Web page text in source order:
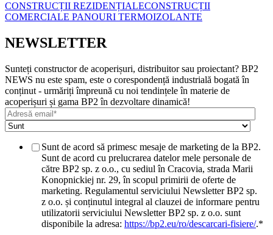
CONSTRUCȚII REZIDENȚIALECONSTRUCȚII
COMERCIALE PANOURI TERMOIZOLANTE
NEWSLETTER
Sunteți constructor de acoperișuri, distribuitor sau proiectant? BP2
NEWS nu este spam, este o corespondență industrială bogată în
conținut - urmăriți împreună cu noi tendințele în materie de
acoperișuri și gama BP2 în dezvoltare dinamică!
Sunt de acord să primesc mesaje de marketing de la BP2.
Sunt de acord cu prelucrarea datelor mele personale de
către BP2 sp. z o.o., cu sediul în Cracovia, strada Marii
Konopnickiej nr. 29, în scopul primirii de oferte de
marketing. Regulamentul serviciului Newsletter BP2 sp.
z o.o. și conținutul integral al clauzei de informare pentru
utilizatorii serviciului Newsletter BP2 sp. z o.o. sunt
disponibile la adresa: https://bp2.eu/ro/descarcari-fisiere/.*